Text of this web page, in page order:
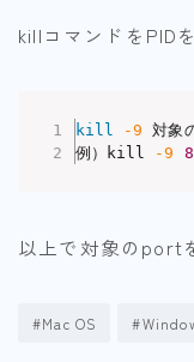
killコマンドをPID
kill -9 対象
例）kill
-9
以上で対象のport
#Mac OS